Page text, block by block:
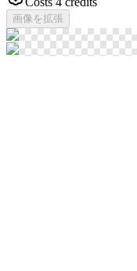
画像を拡張